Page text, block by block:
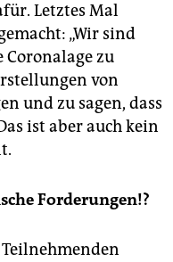
Letztes Mal
„Wir sind
Coronalage zu
von
und zu sagen, dass
ist aber auch kein
Forderungen!?